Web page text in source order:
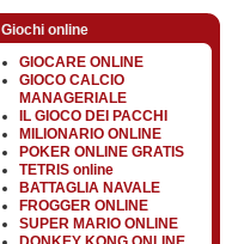
Giochi online
GIOCARE ONLINE
GIOCO CALCIO
MANAGERIALE
IL GIOCO DEI PACCHI
MILIONARIO ONLINE
POKER ONLINE GRATIS
TETRIS online
BATTAGLIA NAVALE
FROGGER ONLINE
SUPER MARIO ONLINE